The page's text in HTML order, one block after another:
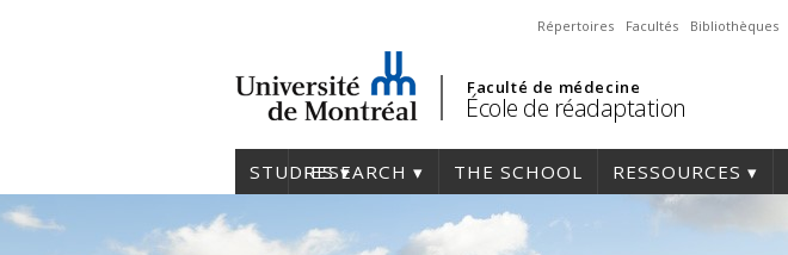
Répertoires Facultés Bibliothèques
Faculté de médecine
École de réadaptation
STUDIESRESEARCH THE SCHOOL RESSOURCES